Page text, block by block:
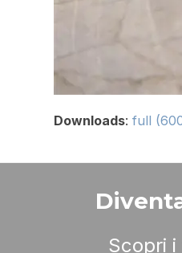
Downloads:full
Scopri